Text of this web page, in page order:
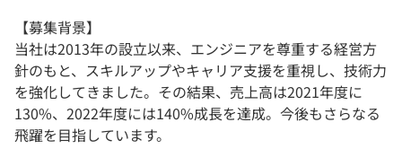
【募集背景】
当社は2013年の設立以来、エンジニアを尊重する経営方
針のもと、スキルアップやキャリア支援を重視し、技術力
を強化してきました。その結果、売上高は2021年度に
130%、2022年度には140%成長を達成。今後もさらなる
飛躍を目指しています。